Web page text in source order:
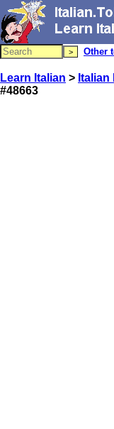
Other
Learn Italian >
#48663